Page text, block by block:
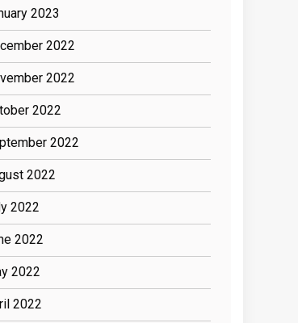
2023
2022
2022
2022
2022
2022
2022
2022
2022
2022